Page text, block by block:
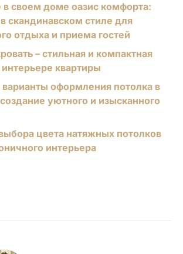
в своем доме оазис комфорта:
скандинавском стиле для
отдыха и приема гостей
– стильная и компактная
квартиры
оформления потолка в
уютного и изысканного
цвета натяжных потолков
интерьера